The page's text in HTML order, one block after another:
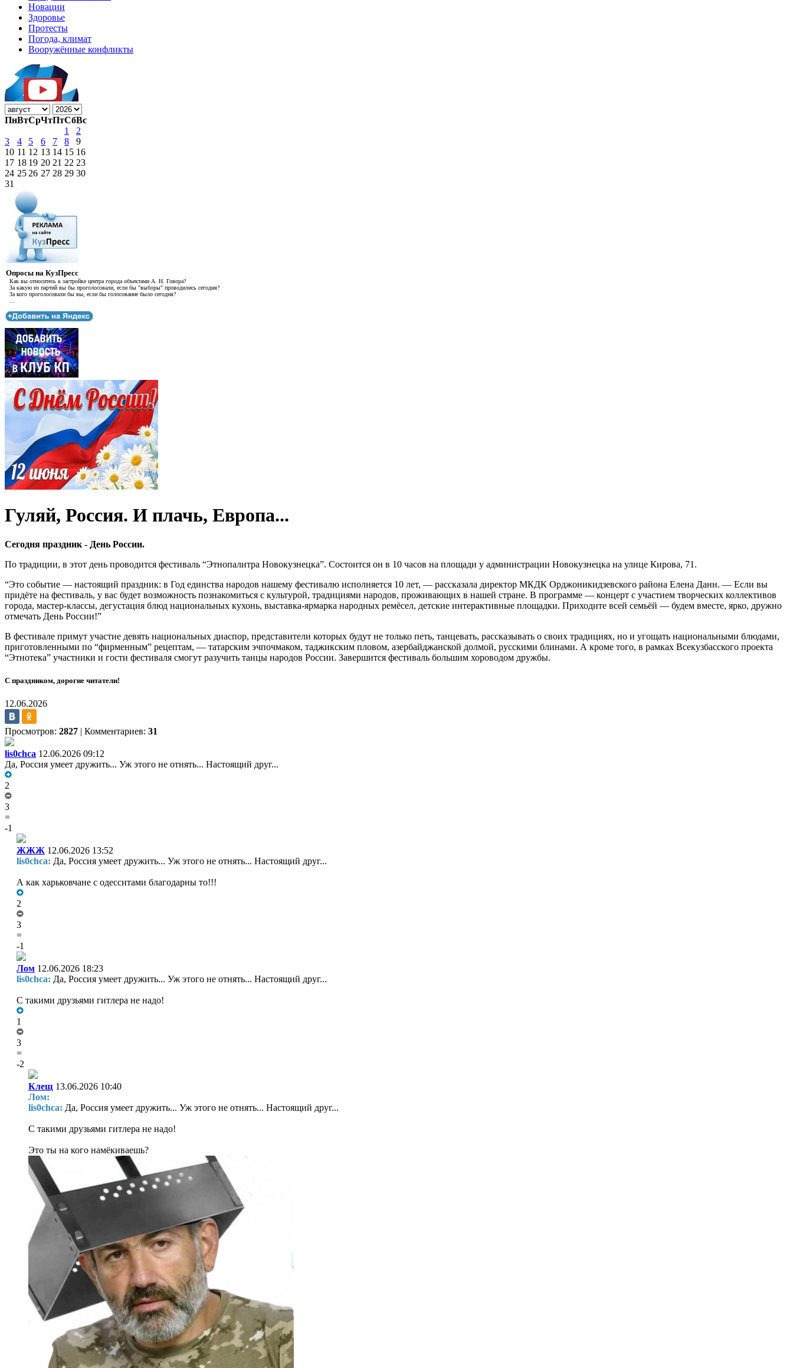
Новации
Здоровье
Протесты
Погода, климат
Вооружённые конфликты
ПнВтСрЧтПтСбВс
1
2
3
4 5 6 7 8
9
10 11 12 13 14 15 16
17 18 19 20 21 22 23
24 25 26 27 28 29 30
31
Опросы на КузПресс
Как вы относитесь к застройке центра города объектами А. Н. Говора?
За какую из партий вы бы проголосовали, если бы "выборы" проводились сегодня?
За кого проголосовали бы вы, если бы голосование было сегодня?
Гуляй, Россия. И плачь, Европа...
Сегодня праздник - День России.
По традиции, в этот день проводится фестиваль “Этнопалитра Новокузнецка”. Состоится он в 10 часов на площади у администрации Новокузнецка на улице Кирова, 71.
“Это событие — настоящий праздник: в Год единства народов нашему фестивалю исполняется 10 лет, — рассказала директор МКДК Орджоникидзевского района Елена Данн. — Если вы
придёте на фестиваль, у вас будет возможность познакомиться с культурой, традициями народов, проживающих в нашей стране. В программе — концерт с участием творческих коллективов
города, мастер-классы, дегустация блюд национальных кухонь, выставка-ярмарка народных ремёсел, детские интерактивные площадки. Приходите всей семьёй — будем вместе, ярко, дружно
отмечать День России!”
В фестивале примут участие девять национальных диаспор, представители которых будут не только петь, танцевать, рассказывать о своих традициях, но и угощать национальными блюдами,
приготовленными по “фирменным” рецептам, — татарским эчпочмаком, таджикским пловом, азербайджанской долмой, русскими блинами. А кроме того, в рамках Всекузбасского проекта
“Этнотека” участники и гости фестиваля смогут разучить танцы народов России. Завершится фестиваль большим хороводом дружбы.
С праздником, дорогие читатели!
12.06.2026
Просмотров: 2827 | Комментариев: 31
lis0chca 12.06.2026 09:12
Да, Россия умеет дружить... Уж этого не отнять... Настоящий друг...
2
3
=
-1
ЖЖЖ 12.06.2026 13:52
lis0chca: Да, Россия умеет дружить... Уж этого не отнять... Настоящий друг...
А как харьковчане с одесситами благодарны то!!!
2
3
=
-1
Лом 12.06.2026 18:23
lis0chca: Да, Россия умеет дружить... Уж этого не отнять... Настоящий друг...
С такими друзьями гитлера не надо!
1
3
=
-2
Клещ 13.06.2026 10:40
Лом:
lis0chca: Да, Россия умеет дружить... Уж этого не отнять... Настоящий друг...
С такими друзьями гитлера не надо!
Это ты на кого намёкиваешь?